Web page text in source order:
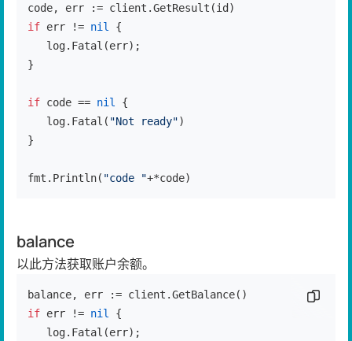
if err != nil
{
   log.Fatal(err);
}
if code == nil
{
   log.Fatal(
"Not ready")
}
fmt.Println( "code "+*code)
balance
以此方法获取账户余额。
if err != nil
{
   log.Fatal(err);
复制代